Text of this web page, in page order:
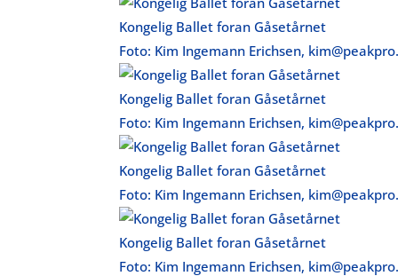
Kongelig Ballet foran Gåsetårnet
Foto: Kim Ingemann Erichsen,
Kongelig Ballet foran Gåsetårnet
Foto: Kim Ingemann Erichsen,
Kongelig Ballet foran Gåsetårnet
Foto: Kim Ingemann Erichsen,
Kongelig Ballet foran Gåsetårnet
Foto: Kim Ingemann Erichsen,